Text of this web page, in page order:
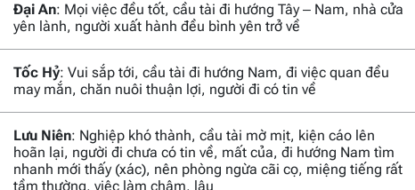
Đại An: Mọi việc đều tốt, cầu tài đi hướng Tây – Nam, nhà cửa
yên lành, người xuất hành đều bình yên trở về
Tốc Hỷ: Vui sắp tới, cầu tài đi hướng Nam, đi việc quan đều
may mắn, chăn nuôi thuận lợi, người đi có tin về
Lưu Niên: Nghiệp khó thành, cầu tài mờ mịt, kiện cáo lên
hoãn lại, người đi chưa có tin về, mất của, đi hướng Nam tìm
nhanh mới thấy (xác), nên phòng ngừa cãi cọ, miệng tiếng rất
tầm thường, việc làm chậm, lâu